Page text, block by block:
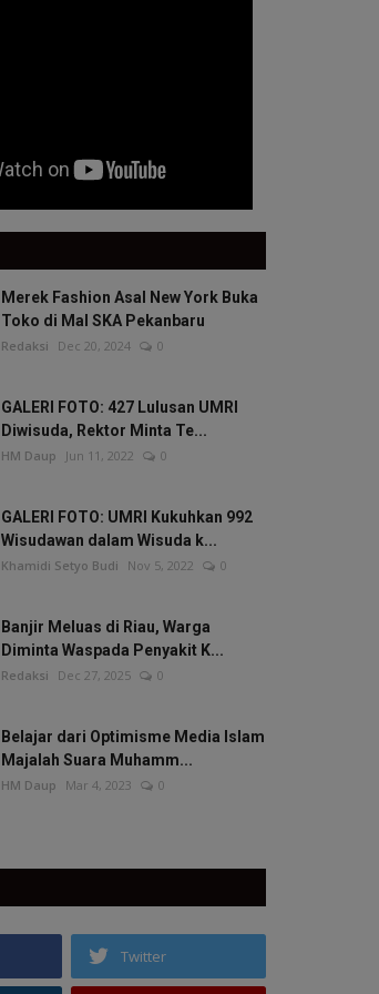
Merek Fashion Asal New York Buka
Toko di Mal SKA Pekanbaru
Redaksi Dec 20, 2024 0
GALERI FOTO: 427 Lulusan UMRI
Diwisuda, Rektor Minta Te...
HM Daup Jun 11, 2022 0
GALERI FOTO: UMRI Kukuhkan 992
Wisudawan dalam Wisuda k...
Khamidi Setyo Budi Nov 5, 2022 0
Banjir Meluas di Riau, Warga
Diminta Waspada Penyakit K...
Redaksi Dec 27, 2025 0
Belajar dari Optimisme Media Islam
Majalah Suara Muhamm...
HM Daup Mar 4, 2023 0
Twitter